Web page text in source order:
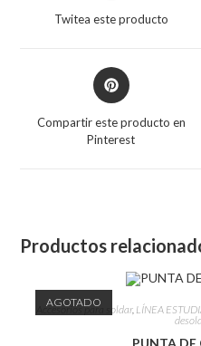
Twitea este producto
Compartir este producto en
Pinterest
Productos
AGOTADO
Accesorios para soldar, LÍNEA